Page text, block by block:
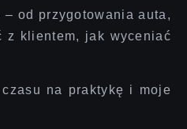
– od przygotowania auta,
z klientem, jak wyceniać
na praktykę i moje